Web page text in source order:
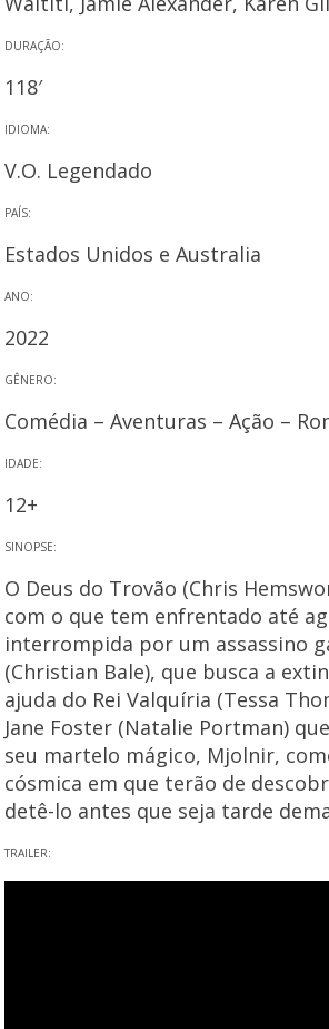
DURAÇÃO:
118′
IDIOMA:
V.O. Legendado
PAÍS:
Estados Unidos e Australia
ANO:
2022
GÊNERO:
Comédia – Aventuras – Ação –
IDADE:
12+
SINOPSE:
O Deus do Trovão (Chris
com o que tem enfrentado até
interrompida por um assassino
(Christian Bale), que busca a
ajuda do Rei Valquíria (Tessa
Jane Foster (Natalie Portman)
seu martelo mágico, Mjolnir,
cósmica em que terão de
detê-lo antes que seja tarde
TRAILER: